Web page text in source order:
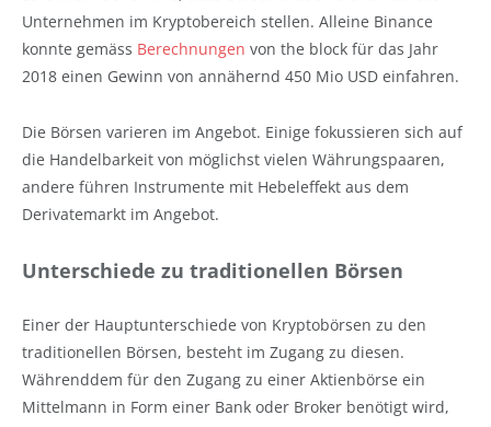
Unternehmen im Kryptobereich stellen. Alleine Binance
konnte gemäss Berechnungen von the block für das Jahr
2018 einen Gewinn von annähernd 450 Mio USD einfahren.
Die Börsen varieren im Angebot. Einige fokussieren sich auf
die Handelbarkeit von möglichst vielen Währungspaaren,
andere führen Instrumente mit Hebeleffekt aus dem
Derivatemarkt im Angebot.
Unterschiede zu traditionellen Börsen
Einer der Hauptunterschiede von Kryptobörsen zu den
traditionellen Börsen, besteht im Zugang zu diesen.
Währenddem für den Zugang zu einer Aktienbörse ein
Mittelmann in Form einer Bank oder Broker benötigt wird,